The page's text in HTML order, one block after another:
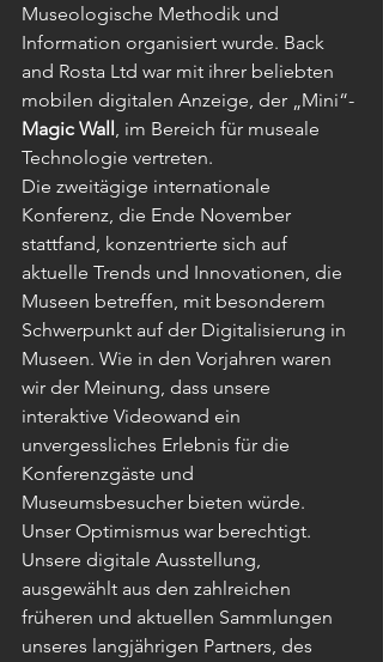
Museologische Methodik und
Information organisiert wurde. Back
and Rosta Ltd war mit ihrer beliebten
mobilen digitalen Anzeige, der „Mini“-
Magic Wall , im Bereich für museale
Technologie vertreten.
Die zweitägige internationale
Konferenz, die Ende November
stattfand, konzentrierte sich auf
aktuelle Trends und Innovationen, die
Museen betreffen, mit besonderem
Schwerpunkt auf der Digitalisierung in
Museen. Wie in den Vorjahren waren
wir der Meinung, dass unsere
interaktive Videowand ein
unvergessliches Erlebnis für die
Konferenzgäste und
Museumsbesucher bieten würde.
Unser Optimismus war berechtigt.
Unsere digitale Ausstellung,
ausgewählt aus den zahlreichen
früheren und aktuellen Sammlungen
unseres langjährigen Partners, des